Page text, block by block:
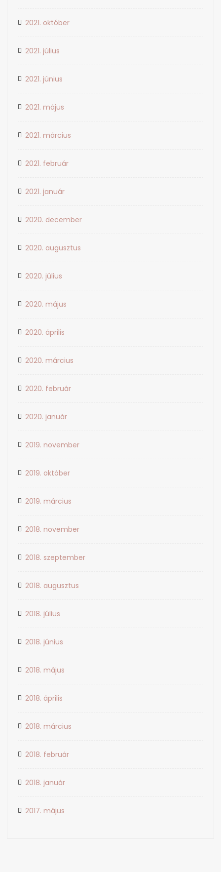
2021. október
2021. július
2021. június
2021. május
2021. március
2021. február
2021. január
2020. december
2020. augusztus
2020. július
2020. május
2020. április
2020. március
2020. február
2020. január
2019. november
2019. október
2019. március
2018. november
2018. szeptember
2018. augusztus
2018. július
2018. június
2018. május
2018. április
2018. március
2018. február
2018. január
2017. május